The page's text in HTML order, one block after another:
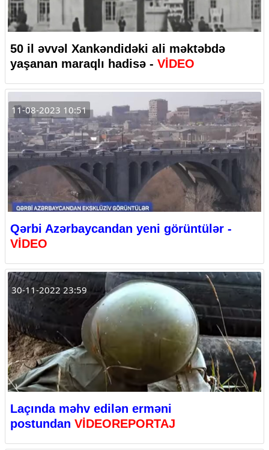
50 il əvvəl Xankəndidəki ali məktəbdə
yaşanan maraqlı hadisə - VİDEO
11-08-2023 10:51
Qərbi Azərbaycandan yeni görüntülər -
VİDEO
30-11-2022 23:59
Laçında məhv edilən erməni
postundan VİDEOREPORTAJ